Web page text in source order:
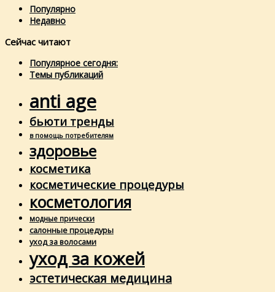
Популярно
Недавно
Сейчас читают
Популярное сегодня:
Темы публикаций
anti age
бьюти тренды
в помощь потребителям
здоровье
косметика
косметические процедуры
косметология
модные прически
салонные процедуры
уход за волосами
уход за кожей
эстетическая медицина